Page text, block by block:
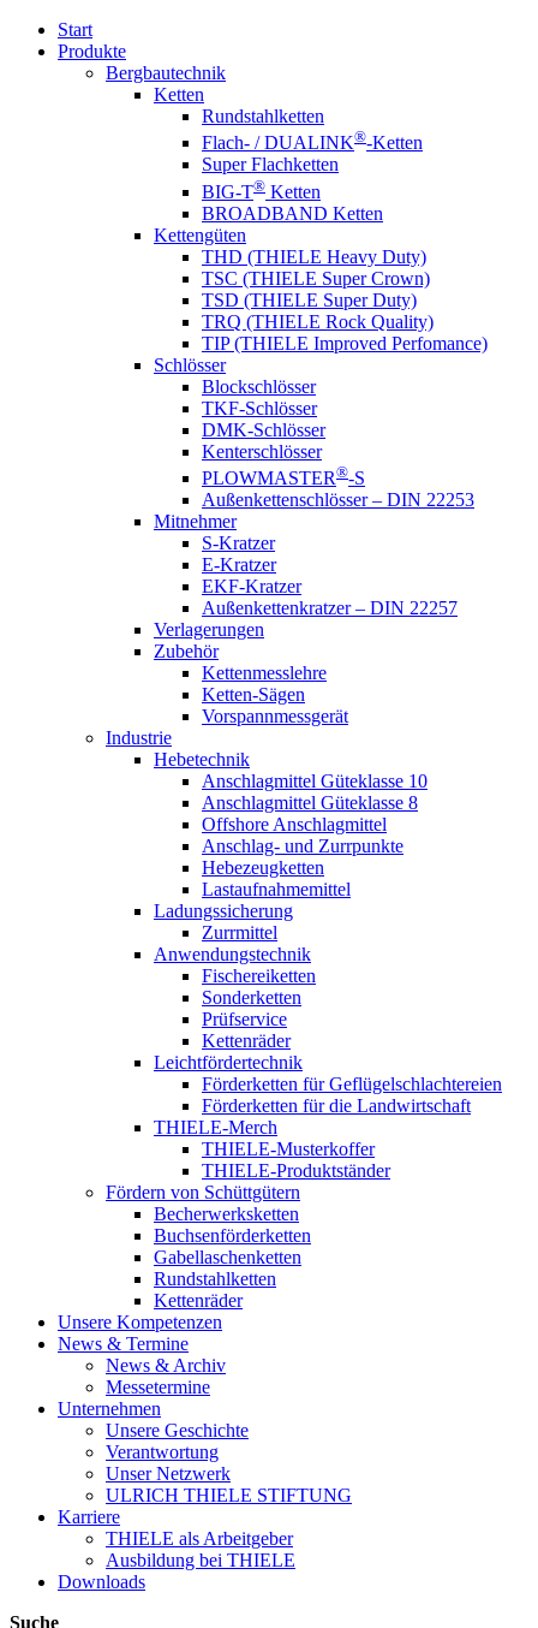
Start
Produkte
Bergbautechnik
Ketten
Rundstahlketten
Flach- / DUALINK®-Ketten
Super Flachketten
BIG-T® Ketten
BROADBAND Ketten
Kettengüten
THD (THIELE Heavy Duty)
TSC (THIELE Super Crown)
TSD (THIELE Super Duty)
TRQ (THIELE Rock Quality)
TIP (THIELE Improved Perfomance)
Schlösser
Blockschlösser
TKF-Schlösser
DMK-Schlösser
Kenterschlösser
PLOWMASTER®-S
Außenkettenschlösser – DIN 22253
Mitnehmer
S-Kratzer
E-Kratzer
EKF-Kratzer
Außenkettenkratzer – DIN 22257
Verlagerungen
Zubehör
Kettenmesslehre
Ketten-Sägen
Vorspannmessgerät
Industrie
Hebetechnik
Anschlagmittel Güteklasse 10
Anschlagmittel Güteklasse 8
Offshore Anschlagmittel
Anschlag- und Zurrpunkte
Hebezeugketten
Lastaufnahmemittel
Ladungssicherung
Zurrmittel
Anwendungstechnik
Fischereiketten
Sonderketten
Prüfservice
Kettenräder
Leichtfördertechnik
Förderketten für Geflügelschlachtereien
Förderketten für die Landwirtschaft
THIELE-Merch
THIELE-Musterkoffer
THIELE-Produktständer
Fördern von Schüttgütern
Becherwerksketten
Buchsenförderketten
Gabellaschenketten
Rundstahlketten
Kettenräder
Unsere Kompetenzen
News & Termine
News & Archiv
Messetermine
Unternehmen
Unsere Geschichte
Verantwortung
Unser Netzwerk
ULRICH THIELE STIFTUNG
Karriere
THIELE als Arbeitgeber
Ausbildung bei THIELE
Downloads
Suche